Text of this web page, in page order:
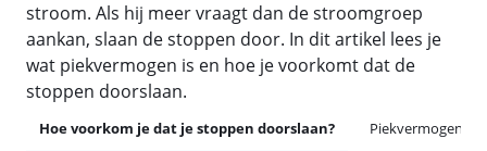
stroom. Als hij meer vraagt dan de stroomgroep
aankan, slaan de stoppen door. In dit artikel lees je
wat piekvermogen is en hoe je voorkomt dat de
stoppen doorslaan.
Hoe voorkom je dat je stoppen doorslaan? Piekvermogen